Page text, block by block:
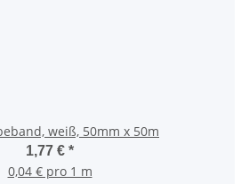
weiß, 50mm x 50m
1,77 € *
0,04 € pro 1 m